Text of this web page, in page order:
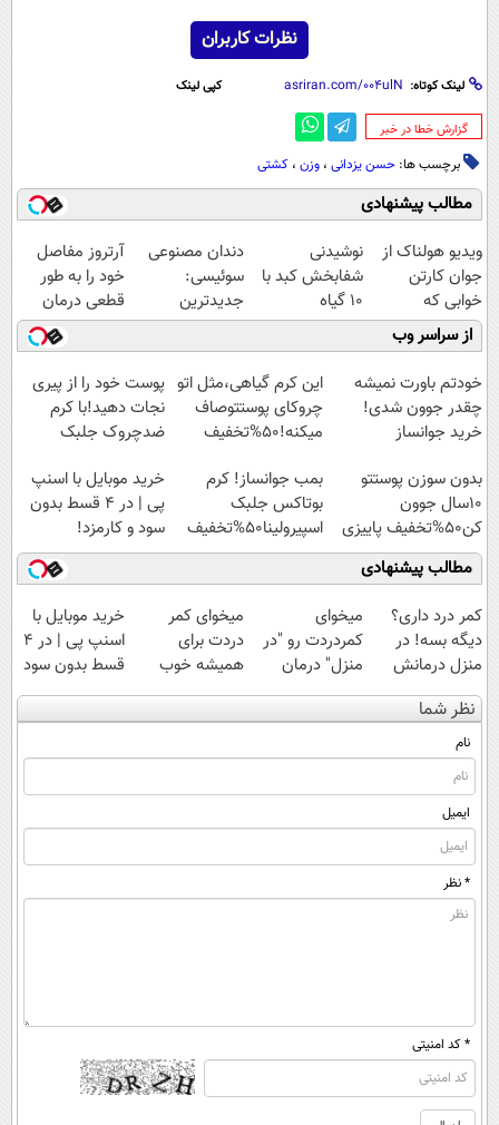
نظرات کاربران
لینک کوتاه: کپی لینک
‌گزارش خطا در خبر
برچسب ها: حسن یزدانی ، وزن ، کشتی
مطالب پیشنهادی
ویدیو هولناک از
جوان کارتن
خوابی که
میلیاردر شد.
آموزش رایگان
نوشیدنی
شفابخش کبد با
10 گیاه
موثر(تخفیف تا
امشب)
دندان مصنوعی
سوئیسی:
جدیدترین
فناوری اروپا،
سبک و مقاوم |
پرداخت قسطی
آرتروز مفاصل
خود را به طور
قطعی درمان
کنید!
◗پرسش‌نامه◖
از سراسر وب
خودتم باورت نمیشه
چقدر جوون شدی!
خرید جوانساز
ویژه
این کرم گیاهی،مثل اتو
چروکای پوستتوصاف
میکنه!50%تخفیف
پوست خود را از پیری
نجات دهید!با کرم
ضدچروک جلبک
بدون سوزن پوستتو
10سال جوون
کن50%تخفیف پاییزی
بمب جوانساز! کرم
بوتاکس جلبک
اسپیرولینا50%تخفیف
خرید موبایل با اسنپ
پی | در ۴ قسط بدون
سود و کارمزد!
مطالب پیشنهادی
کمر درد داری؟
دیگه بسه! در
منزل درمانش
کن
(◀پرسش‌نامه)
میخوای
کمردردت رو "در
منزل" درمان
کنی؟ (◂فیلم +
◂پرسش‌نامه)
میخوای کمر
دردت برای
همیشه خوب
شه؟ ◀
پرسش‌نامه رو پر
خرید موبایل با
اسنپ پی | در ۴
قسط بدون سود
و کارمزد!
نظر شما
نام
ایمیل
* نظر
* کد امنیتی